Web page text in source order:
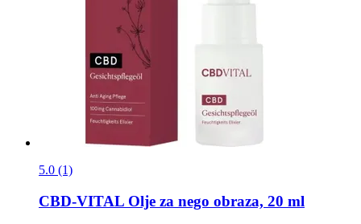
5.0 (1)
CBD-VITAL Olje za nego obraza, 20 ml